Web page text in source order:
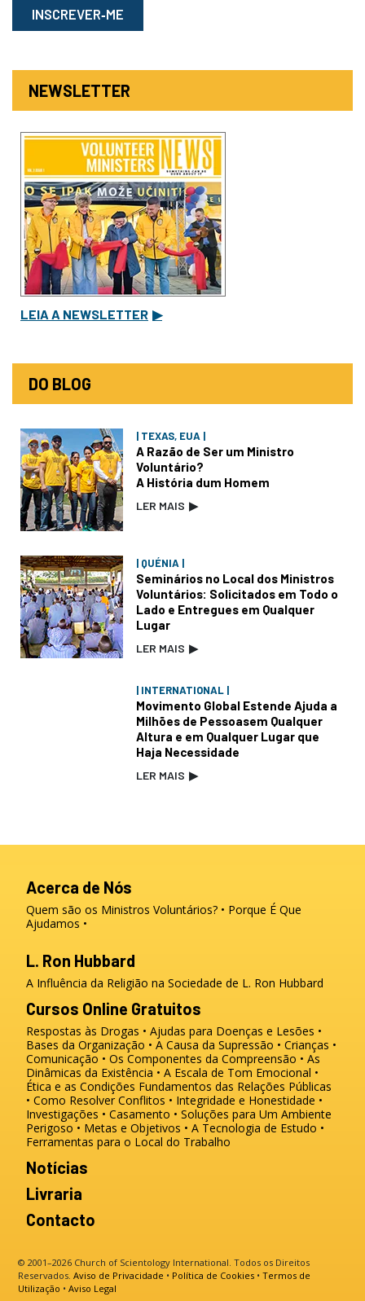
INSCREVER‑ME
NEWSLETTER
LEIA A NEWSLETTER ▶
DO BLOG
| TEXAS, EUA |
A Razão de Ser um Ministro
Voluntário?
A História dum Homem
LER MAIS ▶
| QUÉNIA |
Seminários no Local dos Ministros
Voluntários: Solicitados em Todo o
Lado e Entregues em Qualquer
Lugar
LER MAIS ▶
| INTERNATIONAL |
Movimento Global Estende Ajuda a
Milhões de Pessoasem Qualquer
Altura e em Qualquer Lugar que
Haja Necessidade
LER MAIS ▶
Acerca de Nós
Quem são os Ministros Voluntários?
Porque É Que
Ajudamos
L. Ron Hubbard
A Influência da Religião na Sociedade de L. Ron Hubbard
Cursos Online Gratuitos
Respostas às Drogas
Ajudas para Doenças e Lesões
Bases da Organização
A Causa da Supressão
Crianças
Comunicação
Os Componentes da Compreensão
As
Dinâmicas da Existência
A Escala de Tom Emocional
Ética e as Condições Fundamentos das Relações Públicas
Como Resolver Conflitos
Integridade e Honestidade
Investigações
Casamento
Soluções para Um Ambiente
Perigoso
Metas e Objetivos
A Tecnologia de Estudo
Ferramentas para o Local do Trabalho
Notícias
Livraria
Contacto
© 2001–2026 Church of Scientology International. Todos os Direitos
Reservados.Aviso de Privacidade • Política de Cookies •Termos de
Utilização •Aviso Legal